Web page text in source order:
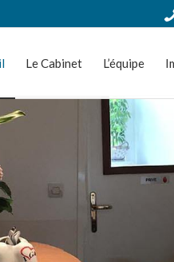
Le Cabinet L’équipe